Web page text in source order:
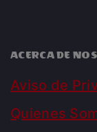
ACERCA DE
Aviso de
Quienes